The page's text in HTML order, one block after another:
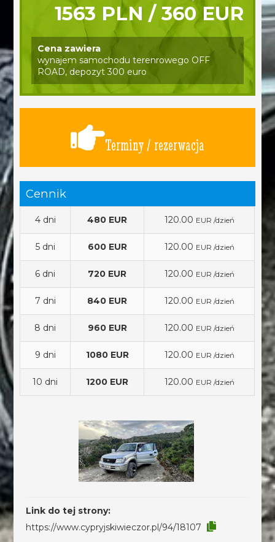
1563 PLN / 360 EUR
Cena zawiera
wynajem samochodu terenrowego OFF
ROAD, depozyt 300 euro
Terminy / rezerwacja
Cennik
4 dni 480 EUR 120.00 EUR /dzień
5 dni 600 EUR 120.00 EUR /dzień
6 dni 720 EUR 120.00 EUR /dzień
7 dni 840 EUR 120.00 EUR /dzień
8 dni 960 EUR 120.00 EUR /dzień
9 dni 1080 EUR 120.00 EUR /dzień
10 dni 1200 EUR 120.00 EUR /dzień
Link do tej strony:
https://www.cypryjskiwieczor.pl/94/18107